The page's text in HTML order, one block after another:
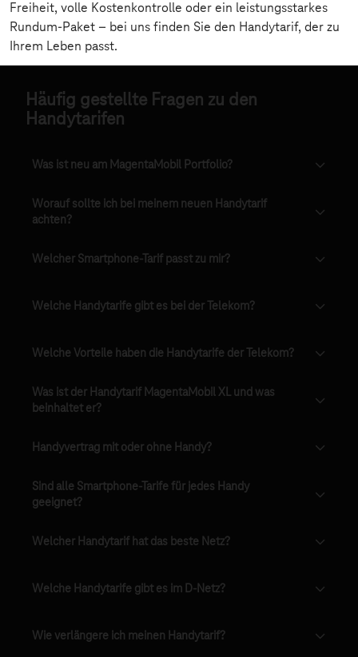
Häufig gestellte Fragen zu den
Handytarifen
Was ist neu am MagentaMobil Portfolio?
Worauf sollte ich bei meinem neuen Handytarif
achten?
Welcher Smartphone-Tarif passt zu mir?
Welche Handytarife gibt es bei der Telekom?
Welche Vorteile haben die Handytarife der Telekom?
Was ist der Handytarif MagentaMobil XL und was
beinhaltet er?
Handyvertrag mit oder ohne Handy?
Sind alle Smartphone-Tarife für jedes Handy
geeignet?
Welcher Handytarif hat das beste Netz?
Welche Handytarife gibt es im D-Netz?
Wie verlängere ich meinen Handytarif?